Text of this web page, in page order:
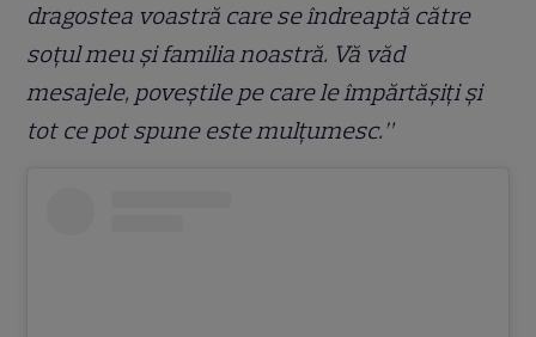
dragostea voastră care se îndreaptă către
soțul meu și familia noastră. Vă văd
mesajele, poveștile pe care le împărtășiți și
tot ce pot spune este mulțumesc.”